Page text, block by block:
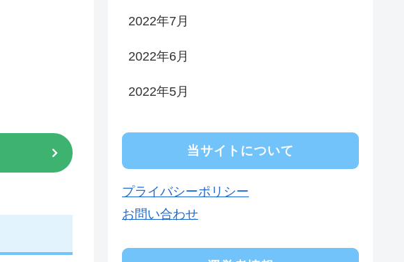
2022年7月
2022年6月
2022年5月
当サイトについて
プライバシーポリシー
お問い合わせ